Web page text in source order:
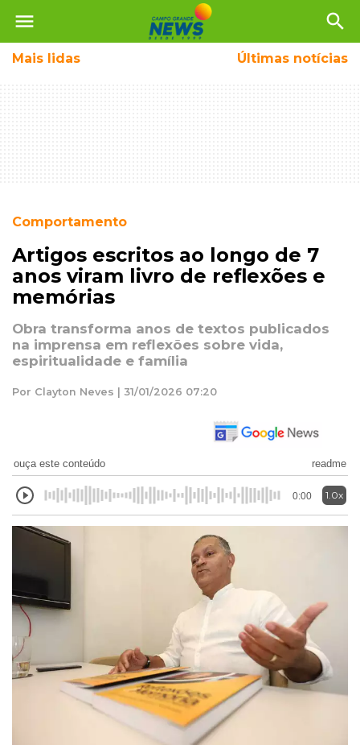
menu search
Mais lidas Últimas notícias
Comportamento
Artigos escritos ao longo de 7
anos viram livro de reflexões e
memórias
Obra transforma anos de textos publicados
na imprensa em reflexões sobre vida,
espiritualidade e família
Por Clayton Neves | 31/01/2026 07:20
ouça este conteúdo readme
0:00 1.0x